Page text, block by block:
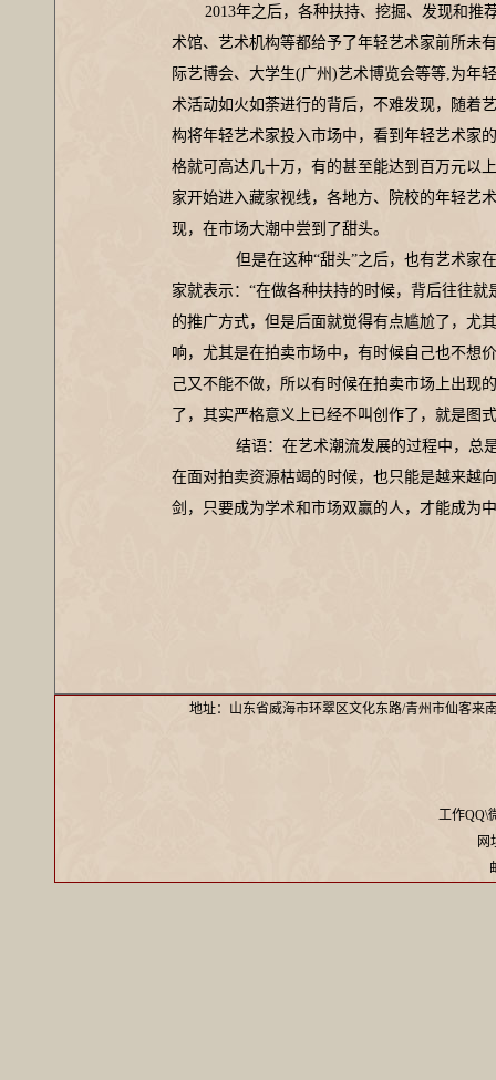
2013年之后，各种扶持、挖掘、发现和推
术馆、艺术机构等都给予了年轻艺术家前所未
际艺博会、大学生(广州)艺术博览会等等,为年
术活动如火如荼进行的背后，不难发现，随着
构将年轻艺术家投入市场中，看到年轻艺术家
格就可高达几十万，有的甚至能达到百万元以
家开始进入藏家视线，各地方、院校的年轻艺
现，在市场大潮中尝到了甜头。
但是在这种“甜头”之后，也有艺术家在
家就表示：“在做各种扶持的时候，背后往往
的推广方式，但是后面就觉得有点尴尬了，尤
响，尤其是在拍卖市场中，有时候自己也不想
己又不能不做，所以有时候在拍卖市场上出现
了，其实严格意义上已经不叫创作了，就是图
结语：在艺术潮流发展的过程中，总是
在面对拍卖资源枯竭的时候，也只能是越来越
剑，只要成为学术和市场双赢的人，才能成为
地址：山东省威海市环翠区文化东路/青州市仙客来
工作QQ\
网